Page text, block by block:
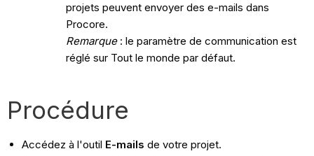
projets peuvent envoyer des e-mails dans
Procore.
Remarque: le paramètre de communication est
réglé sur Tout le monde par défaut.
Procédure
Accédez à l'outil E-mails de votre projet.